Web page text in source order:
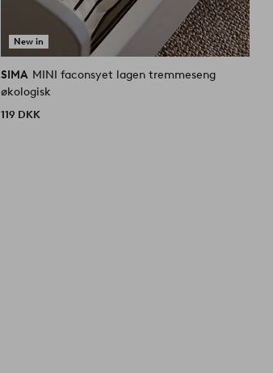
New in
SIMA MINI faconsyet lagen tremmeseng
økologisk
119 DKK